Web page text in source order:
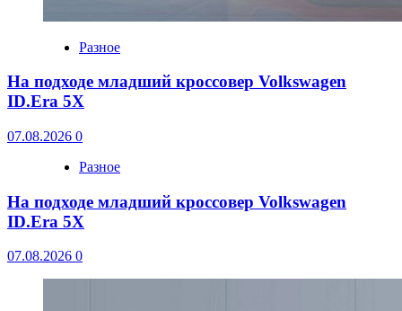
Разное
На подходе младший кроссовер Volkswagen
ID.Era 5X
07.08.2026 0
Разное
На подходе младший кроссовер Volkswagen
ID.Era 5X
07.08.2026 0